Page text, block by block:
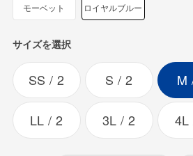
モーベット ロイヤルブルー
サイズを選択
SS 2 S 2 M
LL 2 3L 2 4L